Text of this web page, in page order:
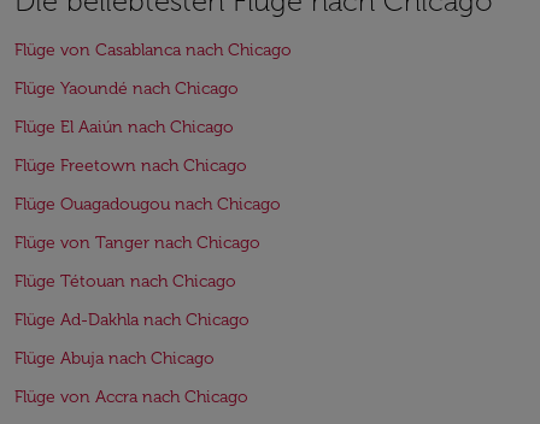
Flüge von Casablanca nach Chicago
Flüge Yaoundé nach Chicago
Flüge El Aaiún nach Chicago
Flüge Freetown nach Chicago
Flüge Ouagadougou nach Chicago
Flüge von Tanger nach Chicago
Flüge Tétouan nach Chicago
Flüge Ad-Dakhla nach Chicago
Flüge Abuja nach Chicago
Flüge von Accra nach Chicago